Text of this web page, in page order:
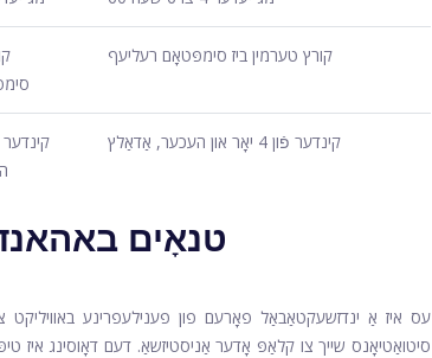
קורץ טערמין ביז סימפּטאָם רעליעף
קינדער פֿון 4 יאָר און העכער, אַדאַלץ
טנאָים
עס איז אַ ינדזשעקטאַבאַל פאָרעם פון פענילעפרינע באוויליקט
סיטואַטיאָנס שייך צו קלאַפּ אָדער אַניסטיזשאַ. דעם דאָוסינג איז